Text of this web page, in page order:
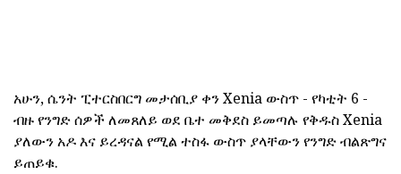
አሁን, ሴንት ፒተርስበርግ መታሰቢያ ቀን Xenia ውስጥ - የካቲት 6 -
ብዙ የንግድ ሰዎች ለመጸለይ ወደ ቤተ መቅደስ ይመጣሉ የቅዱስ Xenia
ያለውን አዶ እና ይረዳናል የሚል ተስፋ ውስጥ ያላቸውን የንግድ ብልጽግና
ይጠይቁ.